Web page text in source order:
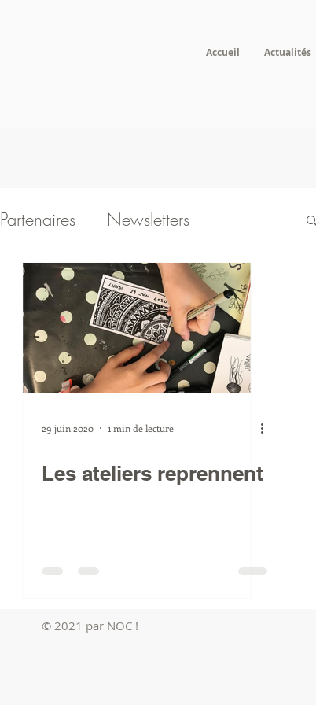
Accueil Actualités
Partenaires Newsletters
29 juin 2020 1 min de lecture
Les ateliers reprennent
© 2021 par NOC !